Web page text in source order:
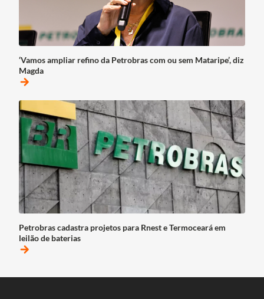
‘Vamos ampliar refino da Petrobras com ou sem Mataripe’, diz
Magda
arrow_forward
Petrobras cadastra projetos para Rnest e Termoceará em
leilão de baterias
arrow_forward